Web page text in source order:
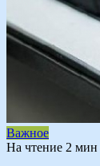
Важное
На чтение 2 мин